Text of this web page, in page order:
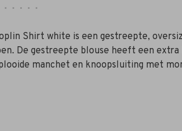
• • • • •
Shirt white is een gestreepte,
De gestreepte blouse heeft een extra
manchet en knoopsluiting met